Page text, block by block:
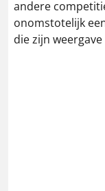
andere
onomstotelijk
die zijn